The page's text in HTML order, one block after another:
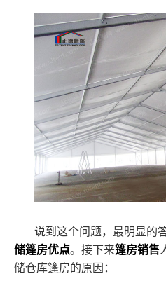
说到这个问题，最明显的
储篷房优点。接下来篷房销售
储仓库篷房的原因：